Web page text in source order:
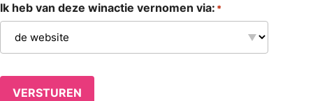
Ik heb van deze winactie vernomen via: *
VERSTUREN